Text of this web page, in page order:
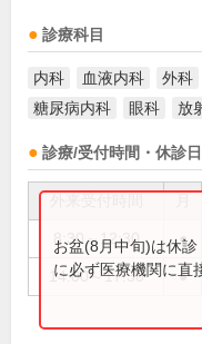
診療科目
内科 血液内科 外科
糖尿病内科
眼科 放
診療/受付時間・休診日
8:30～12:30 ●
14:00～17:30 ●
お盆(8月中旬)は休
に必ず医療機関に直